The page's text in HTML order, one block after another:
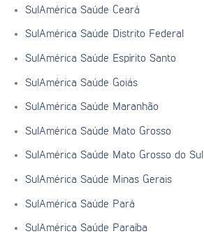
SulAmérica Saúde Ceará
SulAmérica Saúde Distrito Federal
SulAmérica Saúde Espírito Santo
SulAmérica Saúde Goiás
SulAmérica Saúde Maranhão
SulAmérica Saúde Mato Grosso
SulAmérica Saúde Mato Grosso do Sul
SulAmérica Saúde Minas Gerais
SulAmérica Saúde Pará
SulAmérica Saúde Paraíba